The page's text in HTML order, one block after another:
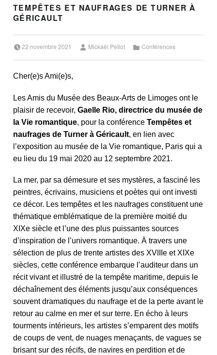
TEMPÊTES ET NAUFRAGES DE TURNER À
GÉRICAULT
22 novembre 2021 Mickaël Petiot Conférences
Cher(e)s Ami(e)s,
Les Amis du Musée des Beaux-Arts de Limoges ont le
plaisir de recevoir, Gaelle Rio, directrice du musée de
la Vie romantique, pour la conférence Tempêtes et
naufrages de Turner à Géricault, en lien avec
l’exposition au musée de la Vie romantique, Paris qui a
eu lieu du 19 mai 2020 au 12 septembre 2021.
La mer, par sa démesure et ses mystères, a fasciné les
peintres, écrivains, musiciens et poètes qui ont investi
ce décor. Les tempêtes et les naufrages constituent une
thématique emblématique de la première moitié du
XIXe siècle et l’une des plus puissantes sources
d’inspiration de l’univers romantique. À travers une
sélection de plus de trente artistes des XVIIIe et XIXe
siècles, cette conférence embarque l’auditeur dans un
récit vivant et illustré de la tempête maritime, depuis le
déchaînement des éléments jusqu’aux conséquences
souvent dramatiques du naufrage et de la perte avant le
retour au calme en mer et sur terre. En écho à leurs
tourments intérieurs, les artistes s’emparent des motifs
de coups de vent, de nuages menaçants, de vagues se
brisant sur des récifs, de navires en perdition et de